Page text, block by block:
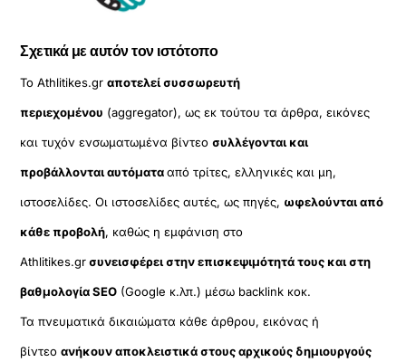
Σχετικά με αυτόν τον ιστότοπο
Το Athlitikes.grαποτελεί συσσωρευτή
περιεχομένου (aggregator), ως εκ τούτου τα άρθρα, εικόνες
και τυχόν ενσωματωμένα βίντεοσυλλέγονται και
προβάλλονται αυτόματααπό τρίτες, ελληνικές και μη,
ιστοσελίδες. Οι ιστοσελίδες αυτές, ως πηγές, ωφελούνται από
κάθε προβολή, καθώς η εμφάνιση στο
Athlitikes.grσυνεισφέρει στην επισκεψιμότητά τους και στη
βαθμολογία SEO (Google κ.λπ.) μέσω backlink κοκ.
Τα πνευματικά δικαιώματα κάθε άρθρου, εικόνας ή
βίντεοανήκουν αποκλειστικά στους αρχικούς δημιουργούς